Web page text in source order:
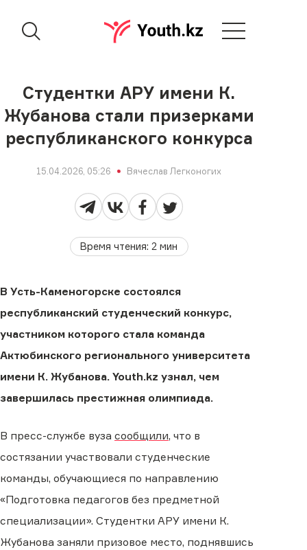
Студентки АРУ имени К.
Жубанова стали призерками
республиканского конкурса
15.04.2026, 05:26 Вячеслав Легконогих
Время чтения:2 мин
В Усть-Каменогорске состоялся
республиканский студенческий конкурс,
участником которого стала команда
Актюбинского регионального университета
имени К. Жубанова. Youth.kz узнал, чем
завершилась престижная олимпиада.
В пресс-службе вуза сообщили, что в
состязании участвовали студенческие
команды, обучающиеся по направлению
«Подготовка педагогов без предметной
специализации». Студентки АРУ имени К.
Жубанова заняли призовое место, поднявшись